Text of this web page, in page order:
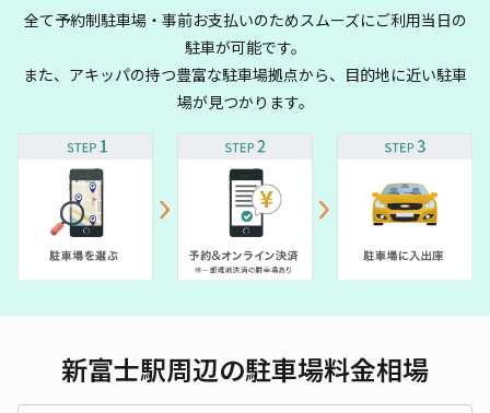
全て予約制駐車場・事前お支払いのためスムーズにご利用当日の
駐車が可能です。
また、アキッパの持つ豊富な駐車場拠点から、目的地に近い駐車
場が見つかります。
新富士駅周辺の駐車場料金相場